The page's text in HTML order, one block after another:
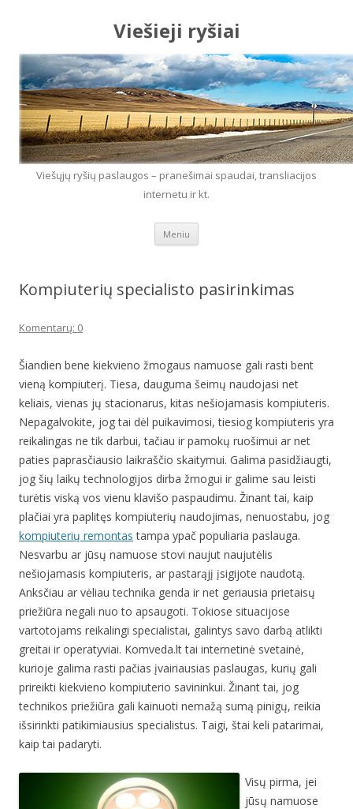
Viešieji ryšiai
Viešųjų ryšių paslaugos – pranešimai spaudai, transliacijos
internetu ir kt.
Meniu
Kompiuterių specialisto pasirinkimas
Komentarų: 0
Šiandien bene kiekvieno žmogaus namuose gali rasti bent
vieną kompiuterį. Tiesa, dauguma šeimų naudojasi net
keliais, vienas jų stacionarus, kitas nešiojamasis kompiuteris.
Nepagalvokite, jog tai dėl puikavimosi, tiesiog kompiuteris yra
reikalingas ne tik darbui, tačiau ir pamokų ruošimui ar net
paties paprasčiausio laikraščio skaitymui. Galima pasidžiaugti,
jog šių laikų technologijos dirba žmogui ir galime sau leisti
turėtis viską vos vienu klavišo paspaudimu. Žinant tai, kaip
plačiai yra paplitęs kompiuterių naudojimas, nenuostabu, jog
kompiuterių remontas tampa ypač populiaria paslauga.
Nesvarbu ar jūsų namuose stovi naujut naujutėlis
nešiojamasis kompiuteris, ar pastarąjį įsigijote naudotą.
Anksčiau ar vėliau technika genda ir net geriausia prietaisų
priežiūra negali nuo to apsaugoti. Tokiose situacijose
vartotojams reikalingi specialistai, galintys savo darbą atlikti
greitai ir operatyviai. Komveda.lt tai internetinė svetainė,
kurioje galima rasti pačias įvairiausias paslaugas, kurių gali
prireikti kiekvieno kompiuterio savininkui. Žinant tai, jog
technikos priežiūra gali kainuoti nemažą sumą pinigų, reikia
išsirinkti patikimiausius specialistus. Taigi, štai keli patarimai,
kaip tai padaryti.
Visų pirma, jei
jūsų namuose